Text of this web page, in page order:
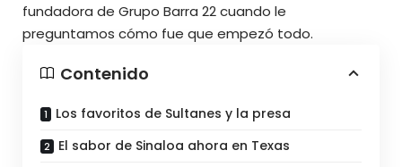
fundadora de Grupo Barra 22 cuando le
preguntamos cómo fue que empezó todo.
Contenido
Los favoritos de Sultanes y la presa
El sabor de Sinaloa ahora en Texas